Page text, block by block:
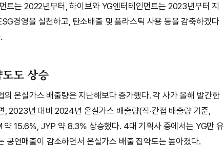
트는 2022년부터, 하이브와 YG엔터테인먼트는 2023년부터 지
경영을 실천하고, 탄소배출 및 플라스틱 사용 등을 감축하겠다
도 상승
온실가스 배출량은 지난해보다 증가했다. 각 사가 올해 발간한
2023년 대비 2024년 온실가스 배출량(직·간접 배출량 기준,
15.6%, JYP 약 8.3% 상승했다. 4대 기획사 중에서는 YG만 유
공연매출이 감소하면서 온실가스 배출 집약도는 높아졌다.